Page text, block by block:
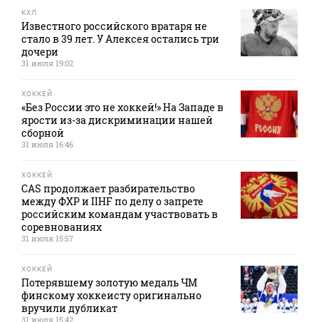
КХЛ
Известного российского вратаря не
стало в 39 лет. У Алексея остались три
дочери
31 июля 19:02
ХОККЕЙ
«Без России это не хоккей!» На Западе в
ярости из-за дискриминации нашей
сборной
31 июля 16:46
ХОККЕЙ
CAS продолжает разбирательство
между ФХР и IIHF по делу о запрете
российским командам участвовать в
соревнованиях
31 июля 15:57
ХОККЕЙ
Потерявшему золотую медаль ЧМ
финскому хоккеисту оригинально
вручили дубликат
31 июля 15:42